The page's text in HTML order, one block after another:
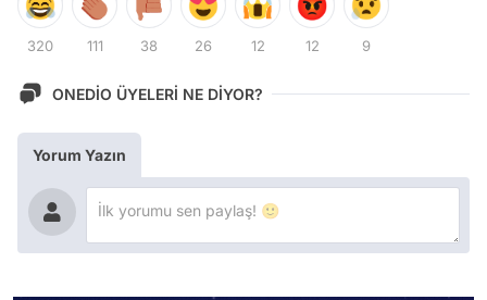
320 111 38 26 12 12 9
ONEDİO ÜYELERİ NE DİYOR?
Yorum Yazın